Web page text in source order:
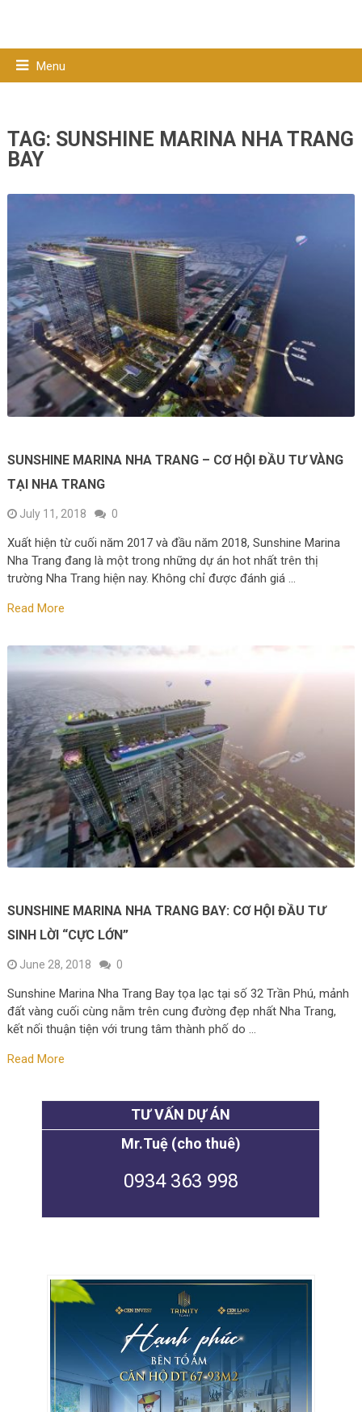
Menu
TAG: SUNSHINE MARINA NHA TRANG
BAY
SUNSHINE MARINA NHA TRANG – CƠ HỘI ĐẦU TƯ VÀNG
TẠI NHA TRANG
July 11, 2018 0
Xuất hiện từ cuối năm 2017 và đầu năm 2018, Sunshine Marina
Nha Trang đang là một trong những dự án hot nhất trên thị
trường Nha Trang hiện nay. Không chỉ được đánh giá …
Read More
SUNSHINE MARINA NHA TRANG BAY: CƠ HỘI ĐẦU TƯ
SINH LỜI “CỰC LỚN”
June 28, 2018 0
Sunshine Marina Nha Trang Bay tọa lạc tại số 32 Trần Phú, mảnh
đất vàng cuối cùng nằm trên cung đường đẹp nhất Nha Trang,
kết nối thuận tiện với trung tâm thành phố do …
Read More
TƯ VẤN DỰ ÁN
Mr.Tuệ (cho thuê)
0934 363 998